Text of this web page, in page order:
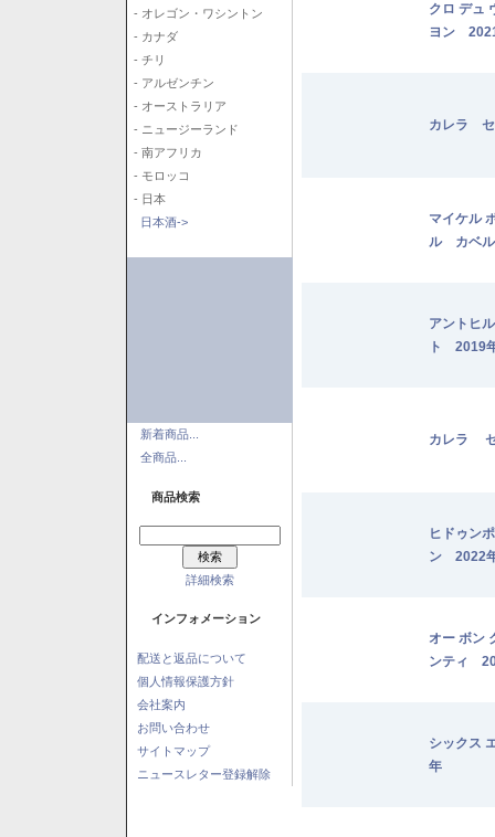
- オレゴン・ワシントン
- カナダ
- チリ
- アルゼンチン
- オーストラリア
- ニュージーランド
- 南アフリカ
- モロッコ
- 日本
日本酒->
新着商品...
全商品...
商品検索
詳細検索
インフォメーション
配送と返品について
個人情報保護方針
会社案内
お問い合わせ
サイトマップ
ニュースレター登録解除
クロ デュ
ヨン
カレラ
マイケル
ル カベ
アントヒ
ト 2019
カレラ
ヒドゥン
ン 2022
オー ボン
ンティ
シックス
年